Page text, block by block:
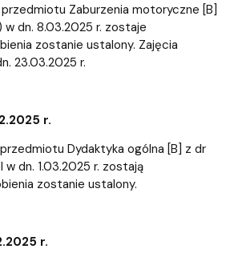
Zaburzenia motoryczne [B]
w dn. 8.03.2025 r. zostaje
zostanie ustalony. Zajęcia
23.03.2025 r.
r.
Dydaktyka ogólna [B] z dr
dn. 1.03.2025 r. zostają
zostanie ustalony.
r.